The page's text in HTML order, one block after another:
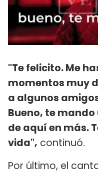
"Te felicito. Me
momentos muy
a algunos
Bueno, te
de aquí en más.
vida", continuó.
Por último, el